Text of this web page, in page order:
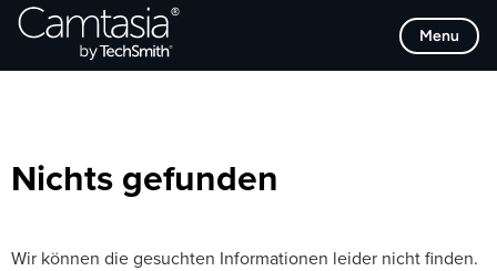
Direkt
zum
Menu
Browse Categories
Nichts gefunden
Wir können die gesuchten Informationen leider nicht finden.